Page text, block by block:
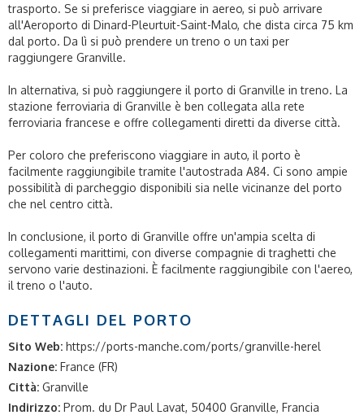
trasporto. Se si preferisce viaggiare in aereo, si può arrivare
all'Aeroporto di Dinard-Pleurtuit-Saint-Malo, che dista circa 75 km
dal porto. Da lì si può prendere un treno o un taxi per
raggiungere Granville.
In alternativa, si può raggiungere il porto di Granville in treno. La
stazione ferroviaria di Granville è ben collegata alla rete
ferroviaria francese e offre collegamenti diretti da diverse città.
Per coloro che preferiscono viaggiare in auto, il porto è
facilmente raggiungibile tramite l'autostrada A84. Ci sono ampie
possibilità di parcheggio disponibili sia nelle vicinanze del porto
che nel centro città.
In conclusione, il porto di Granville offre un'ampia scelta di
collegamenti marittimi, con diverse compagnie di traghetti che
servono varie destinazioni. È facilmente raggiungibile con l'aereo,
il treno o l'auto.
DETTAGLI DEL PORTO
Sito Web: https://ports-manche.com/ports/granville-herel
Nazione: France (FR)
Città: Granville
Indirizzo: Prom. du Dr Paul Lavat, 50400 Granville, Francia